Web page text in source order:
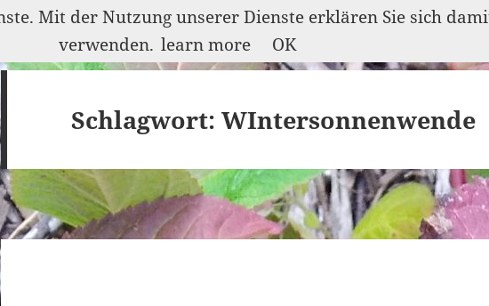
Schlagwort:WIntersonnenwende
Mit der Nutzung unserer Dienste erklären Sie sich
verwenden. learn more OK